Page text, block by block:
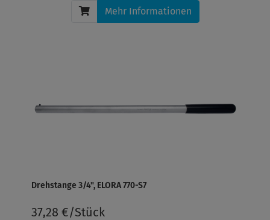
Mehr Informationen
Drehstange 3/4", ELORA 770-S7
37,28 €/Stück